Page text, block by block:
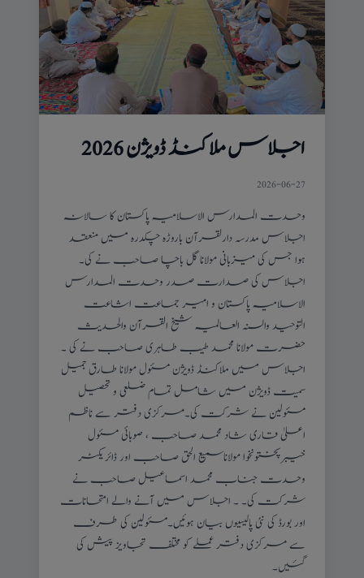
اجلاس ملاکنڈ ڈویژن 2026
2026-06-27
وحدت المدارس الاسلامیہ پاکستان کا سالانہ
اجلاس مدرسہ دارلقرآن باروڑہ چکدرہ میں منعقد
ہوا جس کی میزبانی مولانا گل باچا صاحب نے کی۔
اجلاس کی صدارت صدر وحدت المدارس
الاسلامیہ پاکستان و امیر جماعت اشاعت
التوحید والسنہ العالمیہ شیخ القرآن والحدیث
حضرت مولانا محمد طیب طاہری صاحب نے کی ۔
اجلاس میں ملاکنڈ ڈویژن مسئول مولانا طارق جمیل
سمیت ڈویژن میں شامل تمام ضلعی و تحصیل
مسئولین نے شرکت کی۔مرکزی دفتر سے ناظم
اعلیٰ قاری شاد محمد صاحب ، صوبائی مسئول
خیبرپختونخوا مولاناسمیع الحق صاحب اور ڈائریکٹر
وحدت جناب محمد اسماعیل صاحب نے
شرکت کی۔ ۔ اجلاس میں آنے والے امتحانات
اور بورڈ کی نئی پالیسیوں بیان ہوئیں۔مسئولین کی طرف
سے مرکزی دفتر عملے کو مختلف تجاویز پیش کی
گئیں۔